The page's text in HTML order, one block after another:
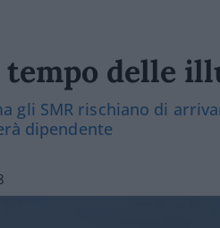
tempo delle
gli SMR rischiano di
dipendente